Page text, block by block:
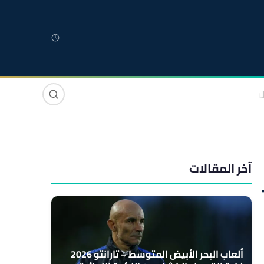
صوت وصورة
بالمغرب (21-
آخر المقالات
ألعاب البحر الأبيض المتوسط – تارانتو 2026